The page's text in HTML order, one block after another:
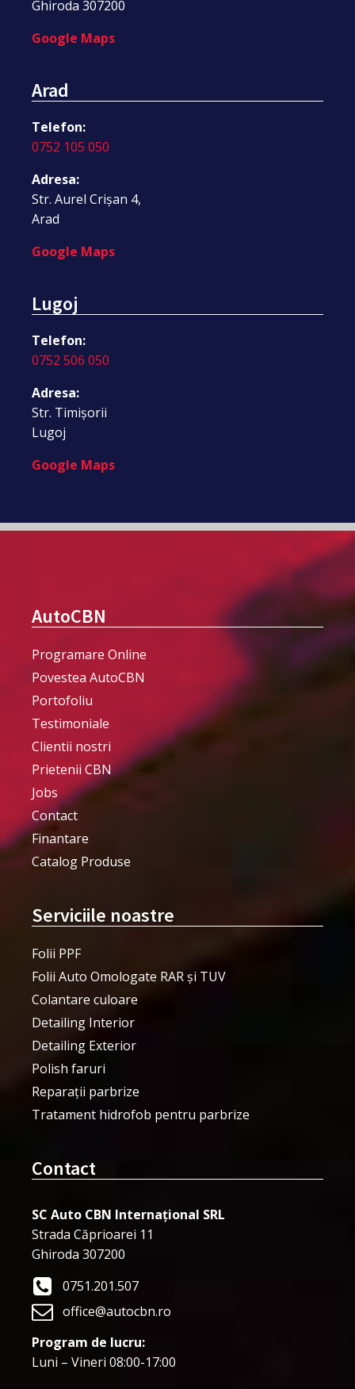
Ghiroda 307200
Google Maps
Arad
Telefon:
0752 105 050
Adresa:
Str. Aurel Crișan 4,
Arad
Google Maps
Lugoj
Telefon:
0752 506 050
Adresa:
Str. Timișorii
Lugoj
Google Maps
AutoCBN
Programare Online
Povestea AutoCBN
Portofoliu
Testimoniale
Clientii nostri
Prietenii CBN
Jobs
Contact
Finantare
Catalog Produse
Serviciile noastre
Folii PPF
Folii Auto Omologate RAR și TUV
Colantare culoare
Detailing Interior
Detailing Exterior
Polish faruri
Reparații parbrize
Tratament hidrofob pentru parbrize
Contact
SC Auto CBN Internațional SRL
Strada Căprioarei 11
Ghiroda 307200
0751.201.507
office@autocbn.ro
Program de lucru:
Luni – Vineri 08:00-17:00